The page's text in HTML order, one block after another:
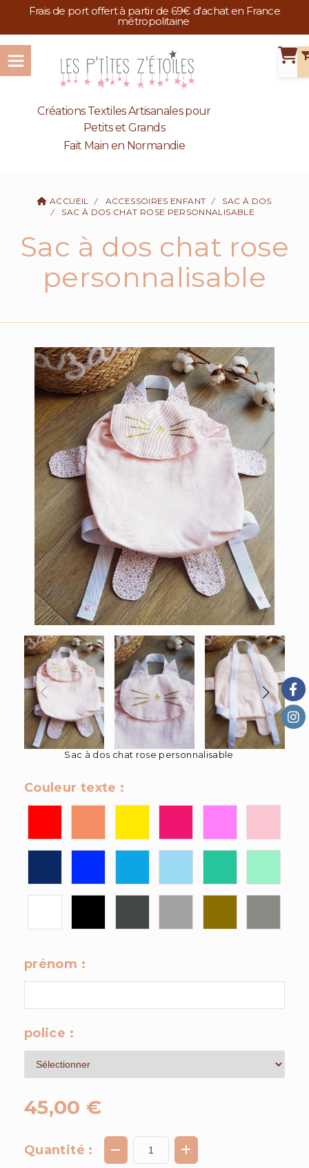
Frais de port offert à partir de 69€ d'achat en France
métropolitaine
Créations Textiles Artisanales pour
Petits et Grands
Fait Main en Normandie
ACCUEIL ACCESSOIRES ENFANT
SAC À DOS
SAC À DOS CHAT ROSE PERSONNALISABLE
Sac à dos chat rose
personnalisable
Sac à dos chat rose personnalisable
Couleur texte :
prénom :
police :
45,00 €
Quantité :
Panneau de gestion des cookies